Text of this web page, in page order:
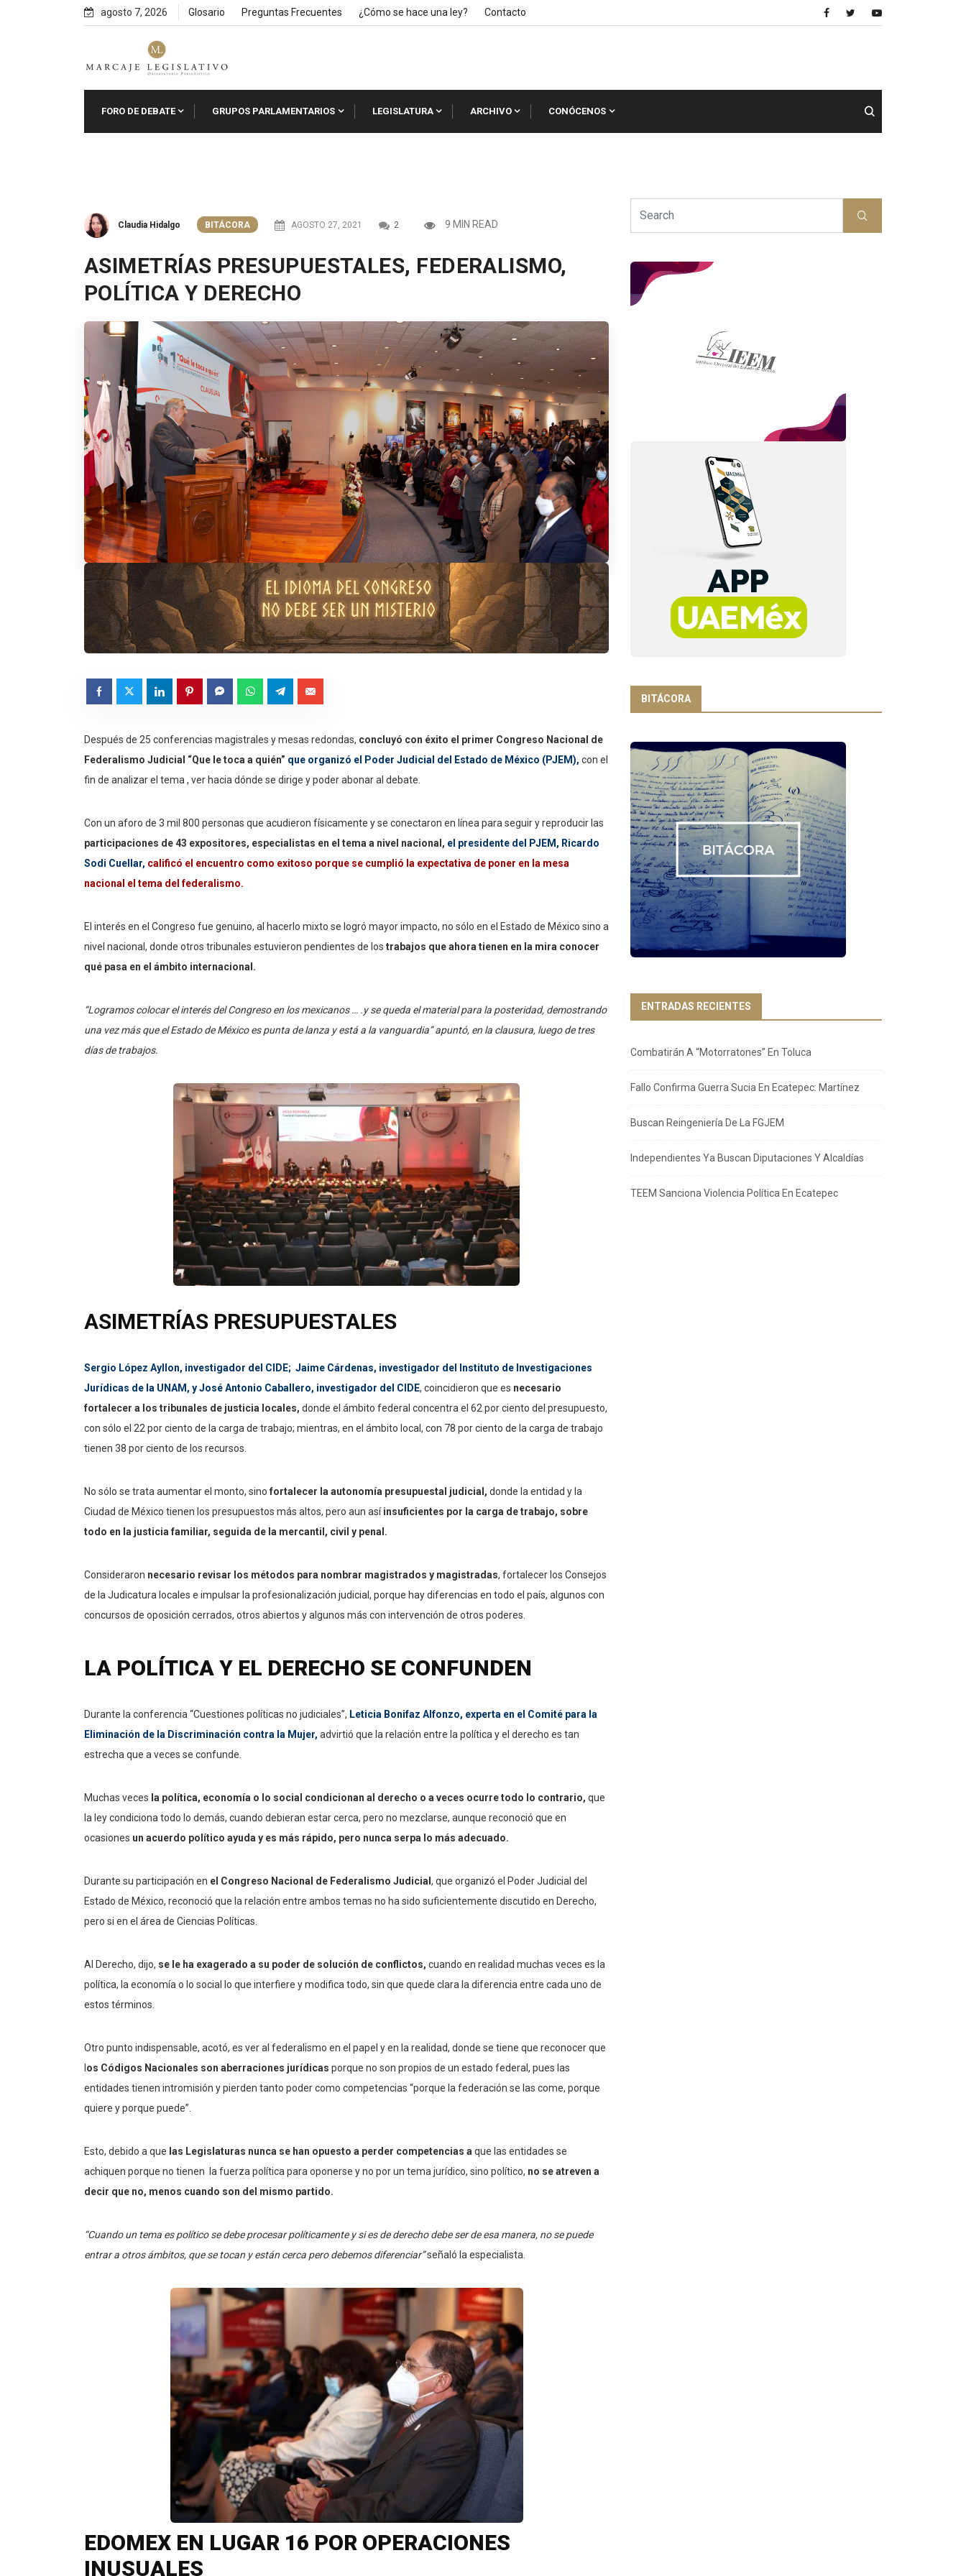
agosto 7, 2026 Glosario Preguntas Frecuentes ¿Cómo se hace una ley? Contacto
FORO DE DEBATE GRUPOS PARLAMENTARIOS LEGISLATURA ARCHIVO CONÓCENOS
Claudia Hidalgo BITÁCORA AGOSTO 27, 2021 2 9 MIN READ
ASIMETRÍAS PRESUPUESTALES, FEDERALISMO,
POLÍTICA Y DERECHO
Después de 25 conferencias magistrales y mesas redondas, concluyó con éxito el primer Congreso Nacional de
Federalismo Judicial “Que le toca a quién” que organizó el Poder Judicial del Estado de México (PJEM), con el
fin de analizar el tema , ver hacia dónde se dirige y poder abonar al debate.
Con un aforo de 3 mil 800 personas que acudieron físicamente y se conectaron en línea para seguir y reproducir las
participaciones de 43 expositores, especialistas en el tema a nivel nacional, el presidente del PJEM, Ricardo
Sodi Cuellar, calificó el encuentro como exitoso porque se cumplió la expectativa de poner en la mesa
nacional el tema del federalismo.
El interés en el Congreso fue genuino, al hacerlo mixto se logró mayor impacto, no sólo en el Estado de México sino a
nivel nacional, donde otros tribunales estuvieron pendientes de los trabajos que ahora tienen en la mira conocer
qué pasa en el ámbito internacional.
“Logramos colocar el interés del Congreso en los mexicanos … .y se queda el material para la posteridad, demostrando
una vez más que el Estado de México es punta de lanza y está a la vanguardia” apuntó, en la clausura, luego de tres
días de trabajos.
ASIMETRÍAS PRESUPUESTALES
Sergio López Ayllon, investigador del CIDE; Jaime Cárdenas, investigador del Instituto de Investigaciones
Jurídicas de la UNAM, y José Antonio Caballero, investigador del CIDE, coincidieron que es necesario
fortalecer a los tribunales de justicia locales, donde el ámbito federal concentra el 62 por ciento del presupuesto,
con sólo el 22 por ciento de la carga de trabajo; mientras, en el ámbito local, con 78 por ciento de la carga de trabajo
tienen 38 por ciento de los recursos.
No sólo se trata aumentar el monto, sino fortalecer la autonomía presupuestal judicial, donde la entidad y la
Ciudad de México tienen los presupuestos más altos, pero aun asíinsuficientes por la carga de trabajo, sobre
todo en la justicia familiar, seguida de la mercantil, civil y penal.
Consideraron necesario revisar los métodos para nombrar magistrados y magistradas, fortalecer los Consejos
de la Judicatura locales e impulsar la profesionalización judicial, porque hay diferencias en todo el país, algunos con
concursos de oposición cerrados, otros abiertos y algunos más con intervención de otros poderes.
LA POLÍTICA Y EL DERECHO SE CONFUNDEN
Durante la conferencia “Cuestiones políticas no judiciales”, Leticia Bonifaz Alfonzo, experta en el Comité para la
Eliminación de la Discriminación contra la Mujer, advirtió que la relación entre la política y el derecho es tan
estrecha que a veces se confunde.
Muchas veces la política, economía o lo social condicionan al derecho o a veces ocurre todo lo contrario, que
la ley condiciona todo lo demás, cuando debieran estar cerca, pero no mezclarse, aunque reconoció que en
ocasiones un acuerdo político ayuda y es más rápido, pero nunca serpa lo más adecuado.
Durante su participación en el Congreso Nacional de Federalismo Judicial, que organizó el Poder Judicial del
Estado de México, reconoció que la relación entre ambos temas no ha sido suficientemente discutido en Derecho,
pero si en el área de Ciencias Políticas.
Al Derecho, dijo, se le ha exagerado a su poder de solución de conflictos, cuando en realidad muchas veces es la
política, la economía o lo social lo que interfiere y modifica todo, sin que quede clara la diferencia entre cada uno de
estos términos.
Otro punto indispensable, acotó, es ver al federalismo en el papel y en la realidad, donde se tiene que reconocer que
los Códigos Nacionales son aberraciones jurídicas porque no son propios de un estado federal, pues las
entidades tienen intromisión y pierden tanto poder como competencias “porque la federación se las come, porque
quiere y porque puede”.
Esto, debido a que las Legislaturas nunca se han opuesto a perder competencias a que las entidades se
achiquen porque no tienen la fuerza política para oponerse y no por un tema jurídico, sino político, no se atreven a
decir que no, menos cuando son del mismo partido.
“Cuando un tema es político se debe procesar políticamente y si es de derecho debe ser de esa manera, no se puede
entrar a otros ámbitos, que se tocan y están cerca pero debemos diferenciar”señaló la especialista.
EDOMEX EN LUGAR 16 POR OPERACIONES
INUSUALES
BITÁCORA
ENTRADAS RECIENTES
Combatirán A “Motorratones” En Toluca
Fallo Confirma Guerra Sucia En Ecatepec: Martínez
Buscan Reingeniería De La FGJEM
Independientes Ya Buscan Diputaciones Y Alcaldías
TEEM Sanciona Violencia Política En Ecatepec